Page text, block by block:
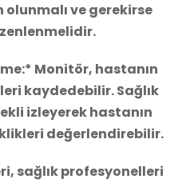
olunmalı ve gerekirse
Monitör, hastanın
kaydedebilir. Sağlık
izleyerek hastanın
değerlendirebilir.
sağlık profesyonelleri